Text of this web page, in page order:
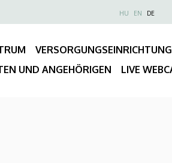
Anonim
fiók
menüje
HU EN DE
UND ANGEHÖRIGEN
LIVE